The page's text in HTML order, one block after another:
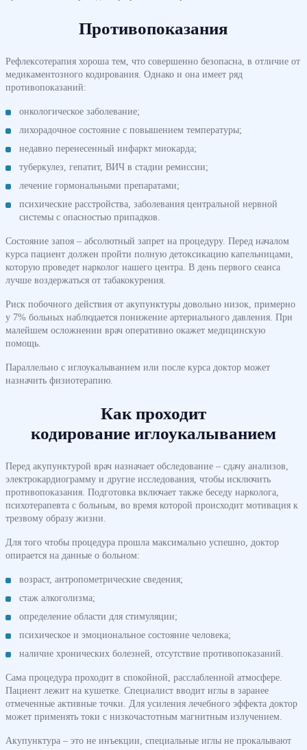
Противопоказания
Рефлексотерапия хороша тем, что совершенно безопасна, в отличие от
медикаментозного кодирования. Однако и она имеет ряд
противопоказаний:
онкологическое заболевание;
лихорадочное состояние с повышением температуры;
недавно перенесенный инфаркт миокарда;
туберкулез, гепатит, ВИЧ в стадии ремиссии;
лечение гормональными препаратами;
психические расстройства, заболевания центральной нервной
системы с опасностью припадков.
Состояние запоя – абсолютный запрет на процедуру. Перед началом
курса пациент должен пройти полную детоксикацию капельницами,
которую проведет нарколог нашего центра. В день первого сеанса
лучше воздержаться от табакокурения.
Риск побочного действия от акупунктуры довольно низок, примерно
у 7% больных наблюдается понижение артериального давления. При
малейшем осложнении врач оперативно окажет медицинскую
помощь.
Параллельно с иглоукалыванием или после курса доктор может
назначить физиотерапию.
Как проходит
кодирование иглоукалыванием
Перед акупунктурой врач назначает обследование – сдачу анализов,
электрокардиограмму и другие исследования, чтобы исключить
противопоказания. Подготовка включает также беседу нарколога,
психотерапевта с больным, во время которой происходит мотивация к
трезвому образу жизни.
Для того чтобы процедура прошла максимально успешно, доктор
опирается на данные о больном:
возраст, антропометрические сведения;
стаж алкоголизма;
определение области для стимуляции;
психическое и эмоциональное состояние человека;
наличие хронических болезней, отсутствие противопоказаний.
Сама процедура проходит в спокойной, расслабленной атмосфере.
Пациент лежит на кушетке. Специалист вводит иглы в заранее
отмеченные активные точки. Для усиления лечебного эффекта доктор
может применять токи с низкочастотным магнитным излучением.
Акупунктура – это не инъекции, специальные иглы не прокалывают